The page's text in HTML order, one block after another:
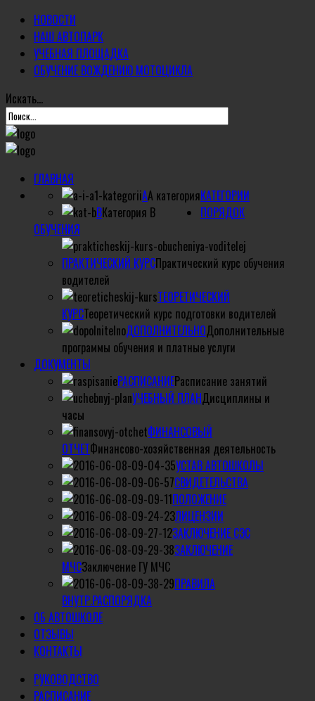
НОВОСТИ
НАШ АВТОПАРК
УЧЕБНАЯ ПЛОЩАДКА
ОБУЧЕНИЕ ВОЖДЕНИЮ МОТОЦИКЛА
Искать...
ГЛАВНАЯ
КАТЕГОРИИ
АА категория
BКатегория B
ПОРЯДОК
ОБУЧЕНИЯ
ПРАКТИЧЕСКИЙ КУРСПрактический курс обучения
водителей
ТЕОРЕТИЧЕСКИЙ
КУРСТеоретический курс подготовки водителей
ДОПОЛНИТЕЛЬНОДополнительные
программы обучения и платные услуги
ДОКУМЕНТЫ
РАСПИСАНИЕРасписание занятий
УЧЕБНЫЙ ПЛАНДисциплины и
часы
ФИНАНСОВЫЙ
ОТЧЕТФинансово-хозяйственная деятельность
УСТАВ АВТОШКОЛЫ
СВИДЕТЕЛЬСТВА
ПОЛОЖЕНИЕ
ЛИЦЕНЗИИ
ЗАКЛЮЧЕНИЕ СЭС
ЗАКЛЮЧЕНИЕ
МЧСЗаключение ГУ МЧС
ПРАВИЛА
ВНУТР.РАСПОРЯДКА
ОБ АВТОШКОЛЕ
ОТЗЫВЫ
КОНТАКТЫ
РУКОВОДСТВО
РАСПИСАНИЕ